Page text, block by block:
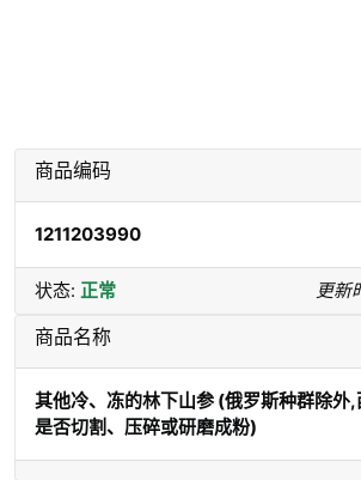
商品编码
1211203990
状态: 正常 更新
商品名称
其他冷、冻的林下山参 (俄罗斯种群除外
是否切割、压碎或研磨成粉)